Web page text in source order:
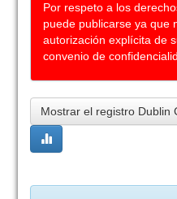
Por respeto a los
puede publicarse ya que
autorización explícita de
convenio de
Mostrar el registro Dublin